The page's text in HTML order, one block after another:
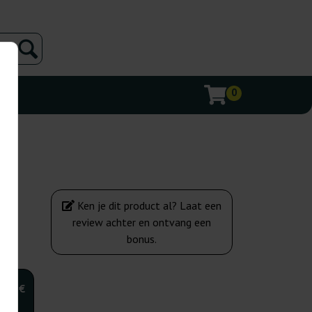
0
€
Ken je dit product al? Laat een
review achter en ontvang een
bonus.